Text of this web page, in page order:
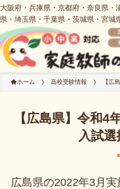
ホーム 高校受験情報 【広
【広島県】令和4
入試
広島県の2022年3月実